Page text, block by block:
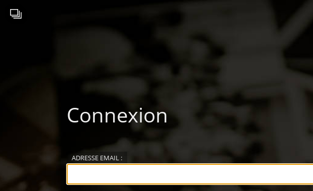
Connexion
ADRESSE EMAIL :